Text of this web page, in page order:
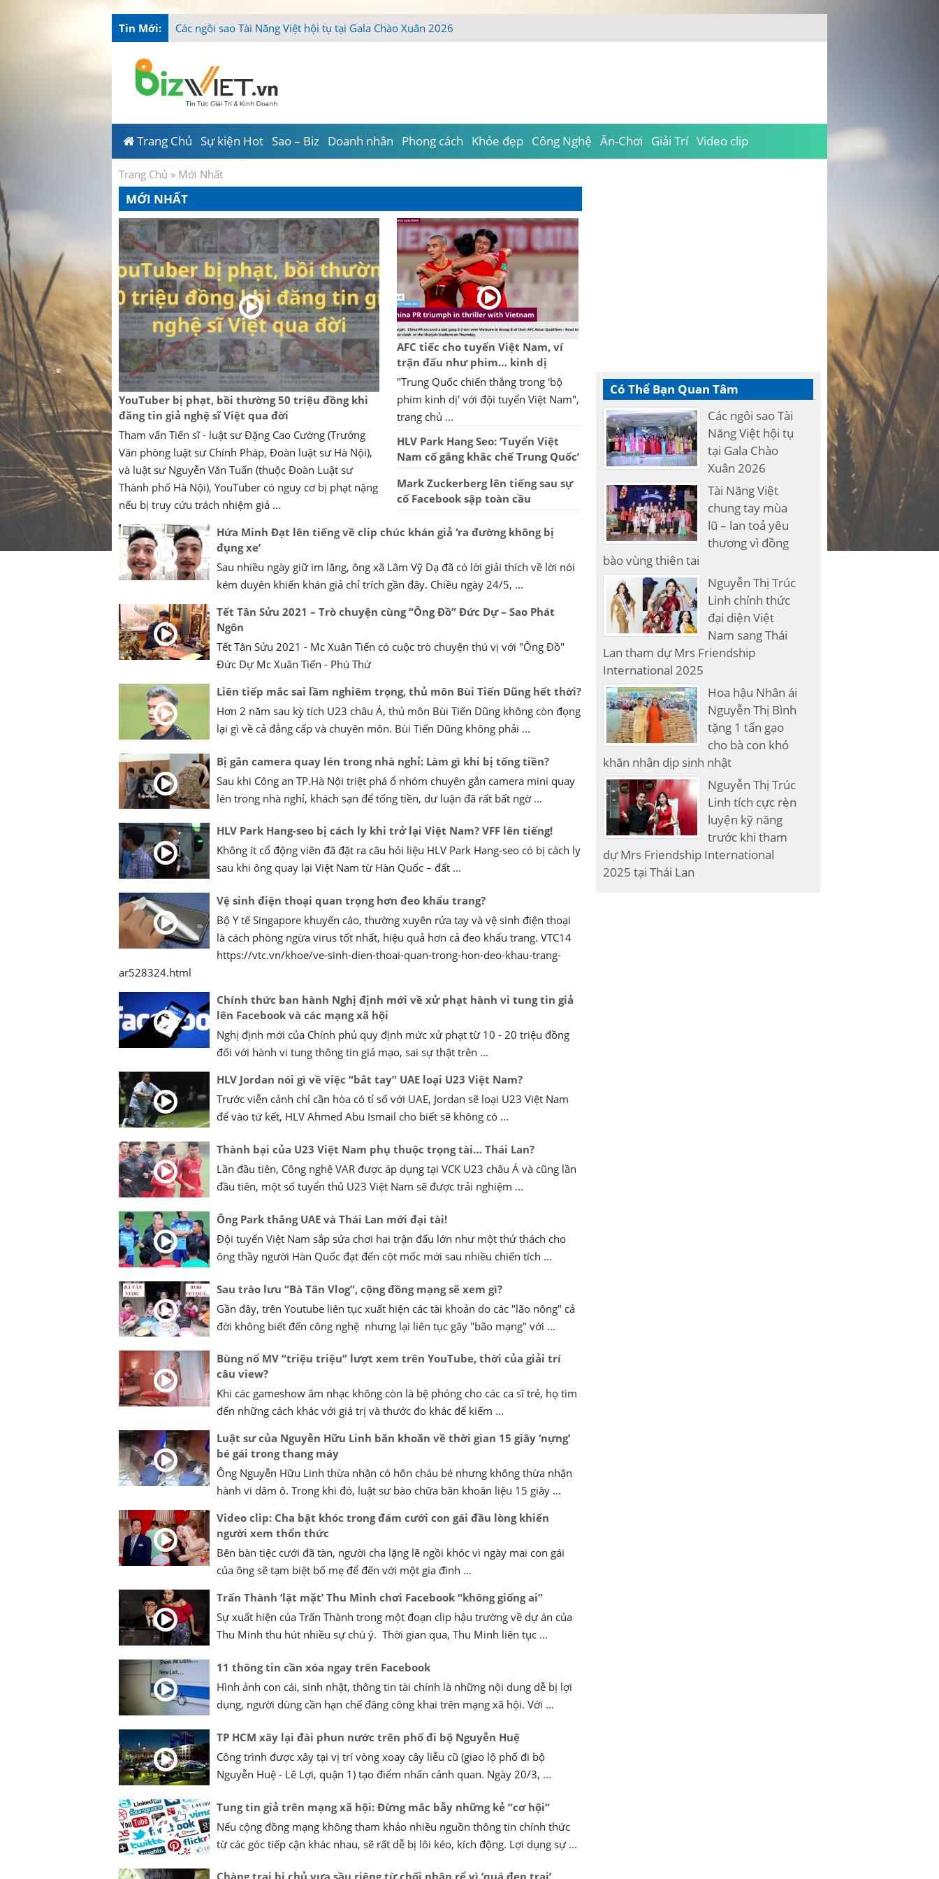
Tin Mới: -
Trang Chủ Sự kiện Hot Sao – Biz Doanh nhân Phong cách Khỏe đẹp Công Nghệ Ăn-Chơi Giải Trí Video clip
Trang Chủ » Mới Nhất
MỚI NHẤT
YouTuber bị phạt, bồi thường 50 triệu đồng khi
đăng tin giả nghệ sĩ Việt qua đời
Tham vấn Tiến sĩ - luật sư Đặng Cao Cường (Trưởng
Văn phòng luật sư Chính Pháp, Đoàn luật sư Hà Nội),
và luật sư Nguyễn Văn Tuấn (thuộc Đoàn Luật sư
Thành phố Hà Nội), YouTuber có nguy cơ bị phạt nặng
nếu bị truy cứu trách nhiệm giả ...
AFC tiếc cho tuyển Việt Nam, ví
trận đấu như phim… kinh dị
"Trung Quốc chiến thắng trong 'bộ
phim kinh dị' với đội tuyển Việt Nam",
trang chủ ...
HLV Park Hang Seo: ‘Tuyển Việt
Nam cố gắng khắc chế Trung Quốc’
Mark Zuckerberg lên tiếng sau sự
cố Facebook sập toàn cầu
Hứa Minh Đạt lên tiếng về clip chúc khán giả ‘ra đường không bị
đụng xe’
Sau nhiều ngày giữ im lăng, ông xã Lâm Vỹ Dạ đã có lời giải thích về lời nói
kém duyên khiến khán giả chỉ trích gần đây. Chiều ngày 24/5, ...
Tết Tân Sửu 2021 – Trò chuyện cùng “Ông Đồ” Đức Dự – Sao Phát
Ngôn
Tết Tân Sửu 2021 - Mc Xuân Tiến có cuộc trò chuyện thú vị với "Ông Đồ"
Đức Dự Mc Xuân Tiến - Phú Thứ
Liên tiếp mắc sai lầm nghiêm trọng, thủ môn Bùi Tiến Dũng hết thời?
Hơn 2 năm sau kỳ tích U23 châu Á, thủ môn Bùi Tiến Dũng không còn đọng
lại gì về cả đẳng cấp và chuyên môn. Bùi Tiến Dũng không phải ...
Bị gắn camera quay lén trong nhà nghỉ: Làm gì khi bị tống tiền?
Sau khi Công an TP.Hà Nội triệt phá ổ nhóm chuyên gắn camera mini quay
lén trong nhà nghỉ, khách sạn để tống tiền, dư luận đã rất bất ngờ ...
HLV Park Hang-seo bị cách ly khi trở lại Việt Nam? VFF lên tiếng!
Không ít cổ động viên đã đặt ra câu hỏi liệu HLV Park Hang-seo có bị cách ly
sau khi ông quay lại Việt Nam từ Hàn Quốc – đất ...
Vệ sinh điện thoại quan trọng hơn đeo khẩu trang?
Bộ Y tế Singapore khuyến cáo, thường xuyên rửa tay và vệ sinh điện thoại
là cách phòng ngừa virus tốt nhất, hiệu quả hơn cả đeo khẩu trang. VTC14
https://vtc.vn/khoe/ve-sinh-dien-thoai-quan-trong-hon-deo-khau-trang-
ar528324.html
Chính thức ban hành Nghị định mới về xử phạt hành vi tung tin giả
lên Facebook và các mạng xã hội
Nghị định mới của Chính phủ quy định mức xử phạt từ 10 - 20 triệu đồng
đối với hành vi tung thông tin giả mạo, sai sự thật trên ...
HLV Jordan nói gì về việc “bắt tay” UAE loại U23 Việt Nam?
Trước viễn cảnh chỉ cần hòa có tỉ số với UAE, Jordan sẽ loại U23 Việt Nam
để vào tứ kết, HLV Ahmed Abu Ismail cho biết sẽ không có ...
Thành bại của U23 Việt Nam phụ thuộc trọng tài… Thái Lan?
Lần đầu tiên, Công nghệ VAR được áp dụng tại VCK U23 châu Á và cũng lần
đầu tiên, một số tuyển thủ U23 Việt Nam sẽ được trải nghiệm ...
Ông Park thắng UAE và Thái Lan mới đại tài!
Đội tuyển Việt Nam sắp sửa chơi hai trận đấu lớn như một thử thách cho
ông thầy người Hàn Quốc đạt đến cột mốc mới sau nhiều chiến tích ...
Sau trào lưu “Bà Tân Vlog”, cộng đồng mạng sẽ xem gì?
Gần đây, trên Youtube liên tục xuất hiện các tài khoản do các "lão nông" cả
đời không biết đến công nghệ nhưng lại liên tục gây "bão mạng" với ...
Bùng nổ MV “triệu triệu” lượt xem trên YouTube, thời của giải trí
câu view?
Khi các gameshow âm nhạc không còn là bệ phóng cho các ca sĩ trẻ, họ tìm
đến những cách khác với giá trị và thước đo khác để kiếm ...
Luật sư của Nguyễn Hữu Linh băn khoăn về thời gian 15 giây ‘nựng’
bé gái trong thang máy
Ông Nguyễn Hữu Linh thừa nhận có hôn cháu bé nhưng không thừa nhận
hành vi dâm ô. Trong khi đó, luật sư bào chữa băn khoăn liệu 15 giây ...
Video clip: Cha bật khóc trong đám cưới con gái đầu lòng khiến
người xem thổn thức
Bên bàn tiệc cưới đã tàn, người cha lặng lẽ ngồi khóc vì ngày mai con gái
của ông sẽ tạm biệt bố mẹ để đến với một gia đình ...
Trấn Thành ‘lật mặt’ Thu Minh chơi Facebook “không giống ai”
Sự xuất hiện của Trấn Thành trong một đoạn clip hậu trường về dự án của
Thu Minh thu hút nhiều sự chú ý. Thời gian qua, Thu Minh liên tục ...
11 thông tin cần xóa ngay trên Facebook
Hình ảnh con cái, sinh nhật, thông tin tài chính là những nội dung dễ bị lợi
dụng, người dùng cần hạn chế đăng công khai trên mạng xã hội. Với ...
TP HCM xây lại đài phun nước trên phố đi bộ Nguyễn Huệ
Công trình được xây tại vị trí vòng xoay cây liễu cũ (giao lộ phố đi bộ
Nguyễn Huệ - Lê Lợi, quận 1) tạo điểm nhấn cảnh quan. Ngày 20/3, ...
Tung tin giả trên mạng xã hội: Đừng mắc bẫy những kẻ “cơ hội“
Nếu cộng đồng mạng không tham khảo nhiều nguồn thông tin chính thức
từ các góc tiếp cận khác nhau, sẽ rất dễ bị lôi kéo, kích động. Lợi dụng sự ...
Có Thể Bạn Quan Tâm
Các ngôi sao Tài
Năng Việt hội tụ
tại Gala Chào
Xuân 2026
Tài Năng Việt
chung tay mùa
lũ – lan toả yêu
thương vì đồng
bào vùng thiên tai
Nguyễn Thị Trúc
Linh chính thức
đại diện Việt
Nam sang Thái
Lan tham dự Mrs Friendship
International 2025
Hoa hậu Nhân ái
Nguyễn Thị Bình
tặng 1 tấn gạo
cho bà con khó
khăn nhân dịp sinh nhật
Nguyễn Thị Trúc
Linh tích cực rèn
luyện kỹ năng
trước khi tham
dự Mrs Friendship International
2025 tại Thái Lan